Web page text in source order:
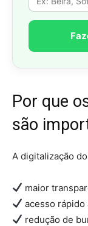
Por que
são
A digitalização
maior
acesso rápido
redução de